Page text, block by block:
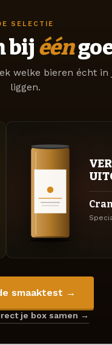
SELECTIE
bij één
welke bieren écht
liggen.
smaaktest →
je box samen →